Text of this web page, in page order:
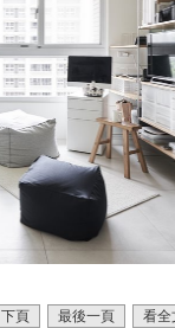
下頁 最後一頁 看全